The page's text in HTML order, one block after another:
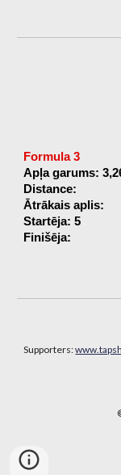
Formula 3
Apļa garums:
Distance:
Ātrākais aplis:
Startēja: 5
Finišēja:
Supporters: